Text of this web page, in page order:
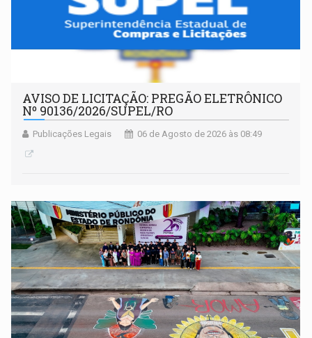
AVISO DE LICITAÇÃO: PREGÃO ELETRÔNICO
Nº 90136/2026/SUPEL/RO
Publicações Legais 06 de Agosto de 2026 às 08:49